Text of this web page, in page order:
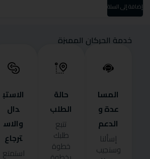
إضافة إلى السلة
خدمة الحركان المميزة
المسا
عدة و
الدعم
إسألنا
وسنجيب
حالة
الطلب
تتبع
طلبك
خطوة
الاستب
دال
والاس
ترجاع
استمتع